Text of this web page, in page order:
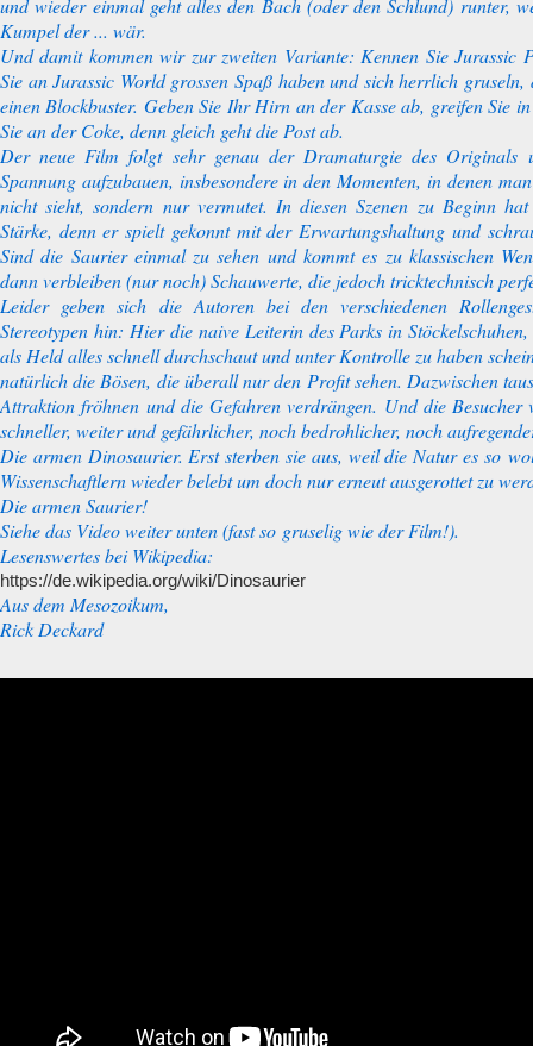
und wieder einmal geht alles den Bach (oder den Schlund) runter,
Kumpel der ... wär.
Und damit kommen wir zur zweiten Variante: Kennen Sie Jurassic
Sie an Jurassic World grossen Spaß haben und sich herrlich gruseln,
einen Blockbuster. Geben Sie Ihr Hirn an der Kasse ab, greifen Sie
Sie an der Coke, denn gleich geht die Post ab.
Der neue Film folgt sehr genau der Dramaturgie des Originals
Spannung aufzubauen, insbesondere in den Momenten, in denen
nicht sieht, sondern nur vermutet. In diesen Szenen zu Beginn
Stärke, denn er spielt gekonnt mit der Erwartungshaltung und
Sind die Saurier einmal zu sehen und kommt es zu klassischen
dann verbleiben (nur noch) Schauwerte, die jedoch tricktechnisch
Leider geben sich die Autoren bei den verschiedenen
Stereotypen hin: Hier die naive Leiterin des Parks in
als Held alles schnell durchschaut und unter Kontrolle zu haben
natürlich die Bösen, die überall nur den Profit sehen. Dazwischen
Attraktion fröhnen und die Gefahren verdrängen. Und die Besucher
schneller, weiter und gefährlicher, noch bedrohlicher, noch
Die armen Dinosaurier. Erst sterben sie aus, weil die Natur es so
Wissenschaftlern wieder belebt um doch nur erneut ausgerottet zu
Die armen Saurier!
Siehe das Video weiter unten (fast so gruselig wie der Film!).
Lesenswertes bei Wikipedia:
https://de.wikipedia.org/wiki/Dinosaurier
Aus dem Mesozoikum,
Rick Deckard